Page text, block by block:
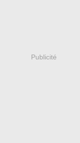
Publicité